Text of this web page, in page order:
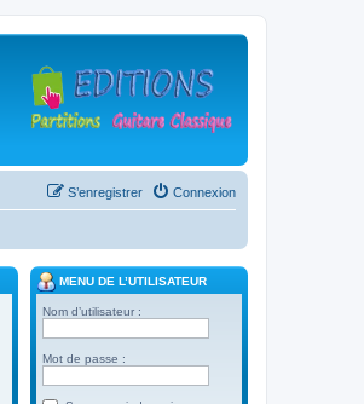
Connexion
S’enregistrer
MENU DE L’UTILISATEUR
Nom d’utilisateur :
Mot de passe :